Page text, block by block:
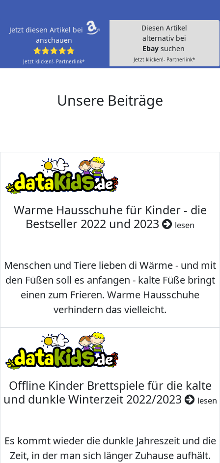
Jetzt diesen Artikel bei
anschauen
⭐⭐⭐⭐⭐
Jetzt klicken!- Partnerlink*
Diesen Artikel
alternativ bei
Ebay suchen
Jetzt klicken!- Partnerlink*
Unsere Beiträge
Warme Hausschuhe für Kinder - die
Bestseller 2022 und 2023
lesen
Menschen und Tiere lieben di Wärme - und mit
den Füßen soll es anfangen - kalte Füße bringt
einen zum Frieren. Warme Hausschuhe
verhindern das vielleicht.
Offline Kinder Brettspiele für die kalte
und dunkle Winterzeit 2022/2023
lesen
Es kommt wieder die dunkle Jahreszeit und die
Zeit, in der man sich länger Zuhause aufhält.